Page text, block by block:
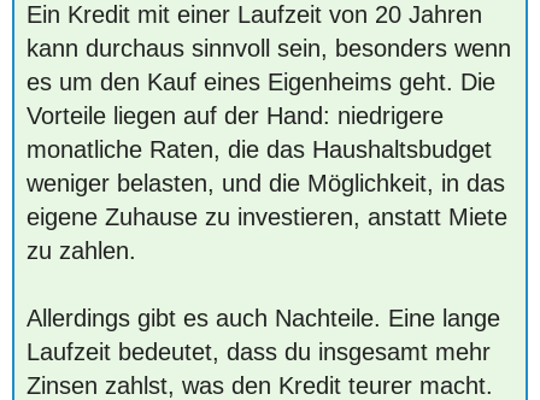
Ein Kredit mit einer Laufzeit von 20 Jahren
kann durchaus sinnvoll sein, besonders wenn
es um den Kauf eines Eigenheims geht. Die
Vorteile liegen auf der Hand: niedrigere
monatliche Raten, die das Haushaltsbudget
weniger belasten, und die Möglichkeit, in das
eigene Zuhause zu investieren, anstatt Miete
zu zahlen.
Allerdings gibt es auch Nachteile. Eine lange
Laufzeit bedeutet, dass du insgesamt mehr
Zinsen zahlst, was den Kredit teurer macht.